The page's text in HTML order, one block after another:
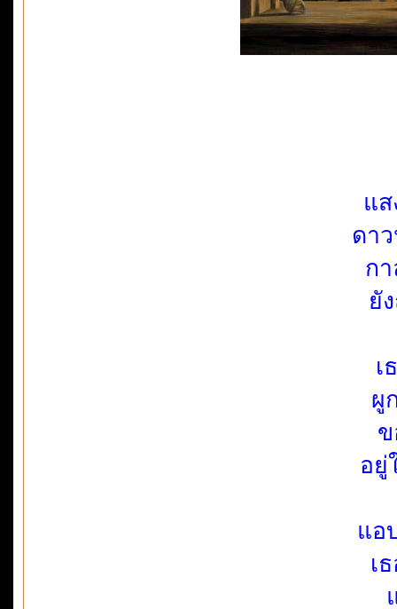
แ
ดา
ก
ยั
เ
ผู
อยู่
แอ
เ